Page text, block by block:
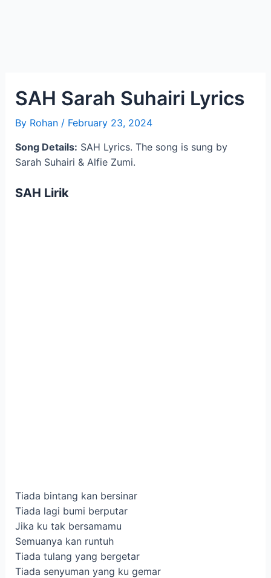
SAH Sarah Suhairi Lyrics
By Rohan / February 23, 2024
Song Details: SAH Lyrics. The song is sung by
Sarah Suhairi & Alfie Zumi.
SAH Lirik
Tiada bintang kan bersinar
Tiada lagi bumi berputar
Jika ku tak bersamamu
Semuanya kan runtuh
Tiada tulang yang bergetar
Tiada senyuman yang ku gemar